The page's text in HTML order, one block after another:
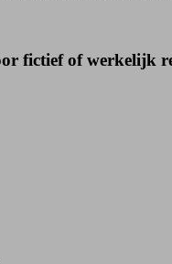
fictief of werkelijk